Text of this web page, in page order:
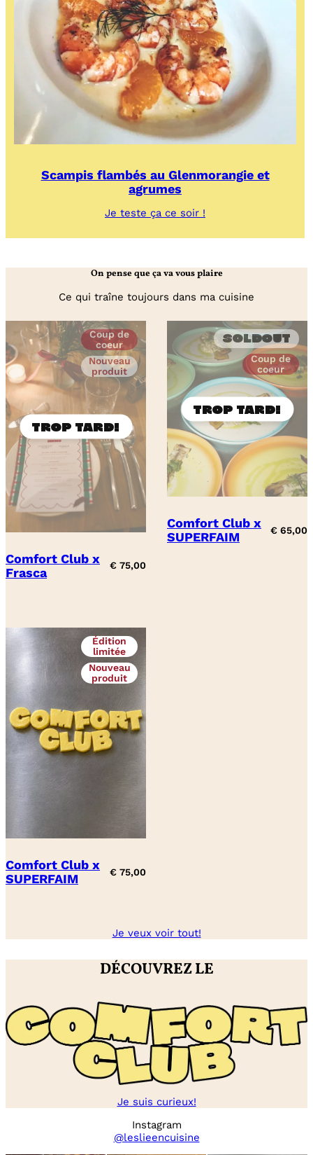
Scampis flambés au Glenmorangie et
agrumes
Je teste ça ce soir !
flambés
et
On pense que ça va vous plaire
Ce qui traîne toujours dans ma cuisine
Coup de
coeur
Nouveau
produit
Comfort Club x
Frasca
€ 75,00
Soldout
Coup de
coeur
Comfort Club x
SUPERFAIM
€ 65,00
Édition
limitée
Nouveau
produit
Comfort Club x
SUPERFAIM
€ 75,00
Je veux voir tout!
DÉCOUVREZ LE
Je suis curieux!
Instagram
@leslieencuisine